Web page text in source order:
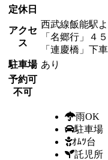
定休日
アクセ
ス
西武線飯能駅
「名郷行」４
「連慶橋」下
駐車場 あり
予約可
不可
雨OK
駐車場
ｵﾑﾂ台
託児所